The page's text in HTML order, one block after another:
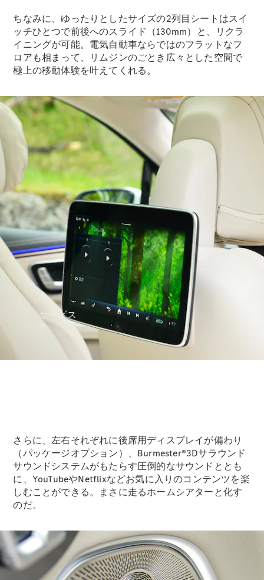
Mercedes-
Accessories
ウォールユ
ニット
Mercedes-
Benz
Collection
カーケア
サービス
ービス
メルセデス
の電気自動
車を選ぶ理
由
庫リクエス
ト
メンテナン
ちなみに、ゆったりとしたサイズの2列目シートはスイ
ッチひとつで前後へのスライド（130mm）と、リクラ
イニングが可能。電気自動車ならではのフラットなフ
ロアも相まって、リムジンのごとき広々とした空間で
極上の移動体験を叶えてくれる。
さらに、左右それぞれに後席用ディスプレイが備わり
（パッケージオプション）、Burmester®3Dサラウンド
サウンドシステムがもたらす圧倒的なサウンドととも
に、YouTubeやNetflixなどお気に入りのコンテンツを楽
しむことができる。まさに走るホームシアターと化す
のだ。